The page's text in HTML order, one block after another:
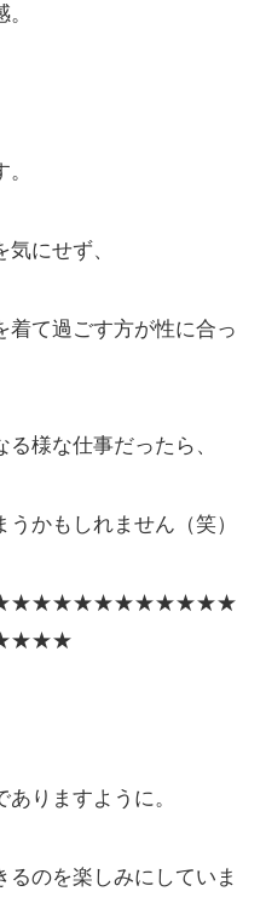
にせず、
着て過ごす方が性に合っ
様な仕事だったら、
かもしれません（笑）
りますように。
るのを楽しみにしていま